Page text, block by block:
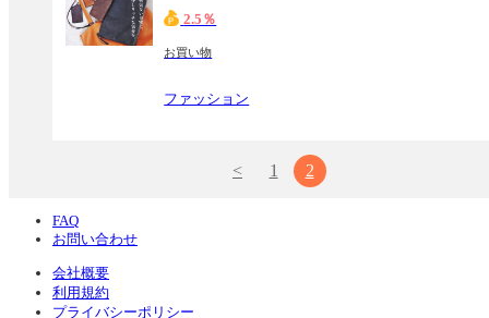
2.5％
お買い物
ファッション
< 1 2
FAQ
お問い合わせ
会社概要
利用規約
プライバシーポリシー